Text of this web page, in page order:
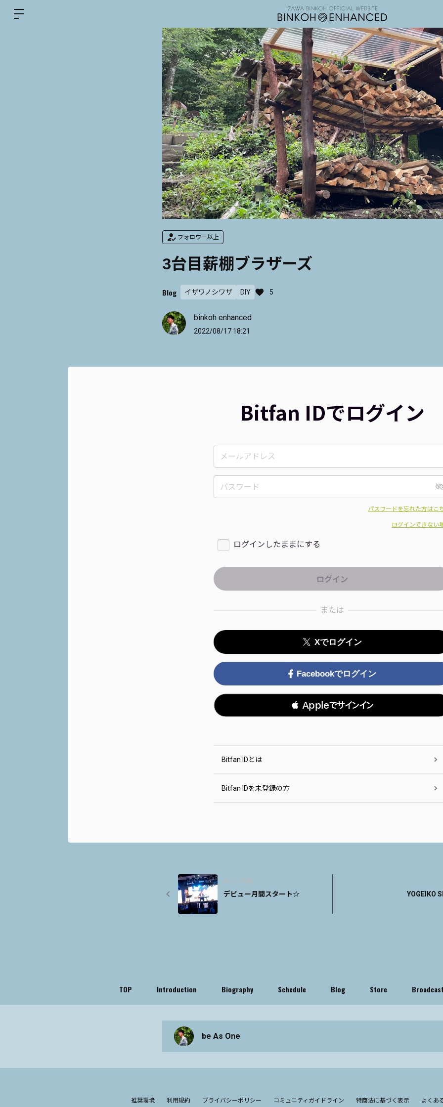
フォロワー以上
3台目薪棚ブラザーズ
Blog イザワノシワザ DIY 5
binkoh enhanced
2022/08/17 18:21
Bitfan IDでログイン
パスワードを忘れた方はこ
ログインできない
ログインしたままにする
または
Xでログイン
Facebookでログイン
 Appleでサインイン
Bitfan IDとは
Bitfan IDを未登録の方
デビュー月間スタート☆ YOGEIKO
TOP Introduction Biography Schedule Blog Store
be As One
推奨環境 利用規約 プライバシーポリシー コミュニティガイドライン 特商法に基づく表示 よくあ